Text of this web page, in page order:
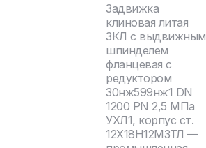
Задвижка
клиновая литая
ЗКЛ с выдвижным
шпинделем
фланцевая с
редуктором
30нж599нж1 DN
1200 PN 2,5 МПа
УХЛ1, корпус ст.
12Х18Н12М3ТЛ —